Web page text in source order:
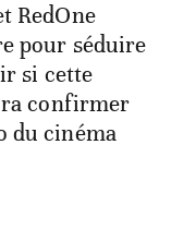
RedOne
pour séduire
si cette
confirmer
du cinéma